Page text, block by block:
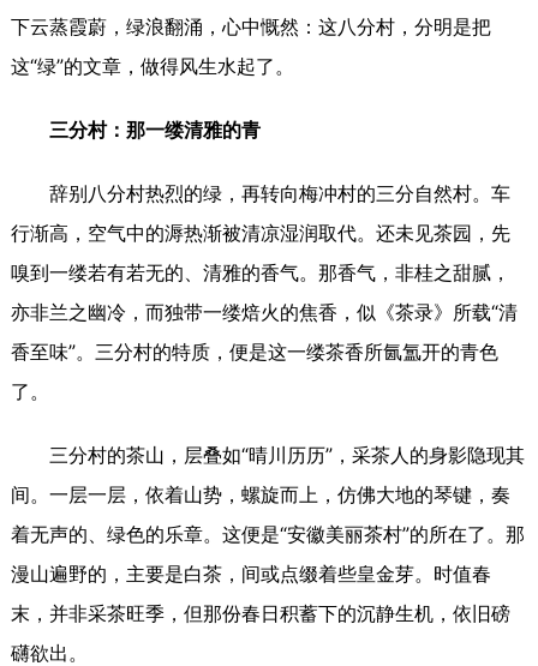
下云蒸霞蔚，绿浪翻涌，心中慨然：这八分村，分明是把
这“绿”的文章，做得风生水起了。
三分村：那一缕清雅的青
辞别八分村热烈的绿，再转向梅冲村的三分自然村。车
行渐高，空气中的溽热渐被清凉湿润取代。还未见茶园，先
嗅到一缕若有若无的、清雅的香气。那香气，非桂之甜腻，
亦非兰之幽冷，而独带一缕焙火的焦香，似《茶录》所载“清
香至味”。三分村的特质，便是这一缕茶香所氤氲开的青色
了。
三分村的茶山，层叠如“晴川历历”，采茶人的身影隐现其
间。一层一层，依着山势，螺旋而上，仿佛大地的琴键，奏
着无声的、绿色的乐章。这便是“安徽美丽茶村”的所在了。那
漫山遍野的，主要是白茶，间或点缀着些皇金芽。时值春
末，并非采茶旺季，但那份春日积蓄下的沉静生机，依旧磅
礴欲出。